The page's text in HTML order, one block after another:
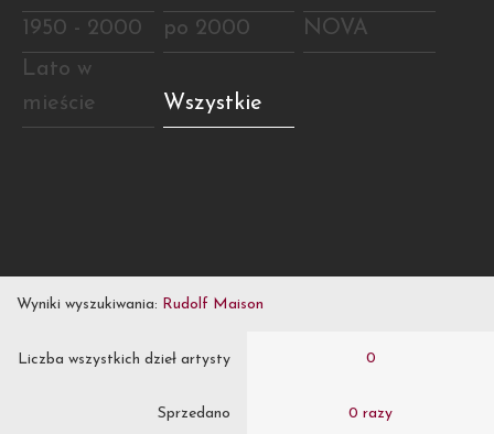
1950 - 2000
po 2000
NOVA
Lato w
mieście
Wszystkie
Wyniki wyszukiwania: Rudolf Maison
Liczba wszystkich dzieł artysty 0
Sprzedano 0 razy